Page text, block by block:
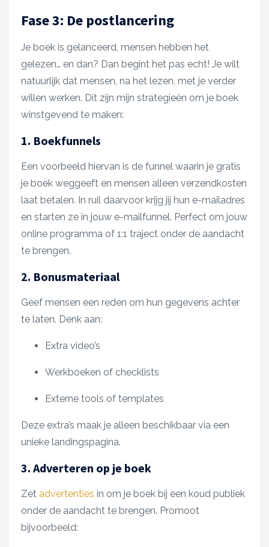
Fase 3: De postlancering
Je boek is gelanceerd, mensen hebben het
gelezen… en dan? Dan begint het pas echt! Je wilt
natuurlijk dat mensen, na het lezen, met je verder
willen werken. Dit zijn mijn strategieën om je boek
winstgevend te maken:
1. Boekfunnels
Een voorbeeld hiervan is de funnel waarin je gratis
je boek weggeeft en mensen alleen verzendkosten
laat betalen. In ruil daarvoor krijg jij hun e-mailadres
en starten ze in jouw e-mailfunnel. Perfect om jouw
online programma of 1:1 traject onder de aandacht
te brengen.
2. Bonusmateriaal
Geef mensen een reden om hun gegevens achter
te laten. Denk aan:
Extra video’s
Werkboeken of checklists
Externe tools of templates
Deze extra’s maak je alleen beschikbaar via een
unieke landingspagina.
3. Adverteren op je boek
Zet advertenties in om je boek bij een koud publiek
onder de aandacht te brengen. Promoot
bijvoorbeeld: